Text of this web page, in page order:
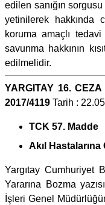
edilen sanığın
yetinilerek hakkında
koruma amaçlı tedavi
savunma hakkının
edilmelidir.
YARGITAY 16.
2017/4119 Tarih :
TCK 57. Madde
Akıl
Yargıtay Cumhuriyet
Yararına Bozma
İşleri Genel